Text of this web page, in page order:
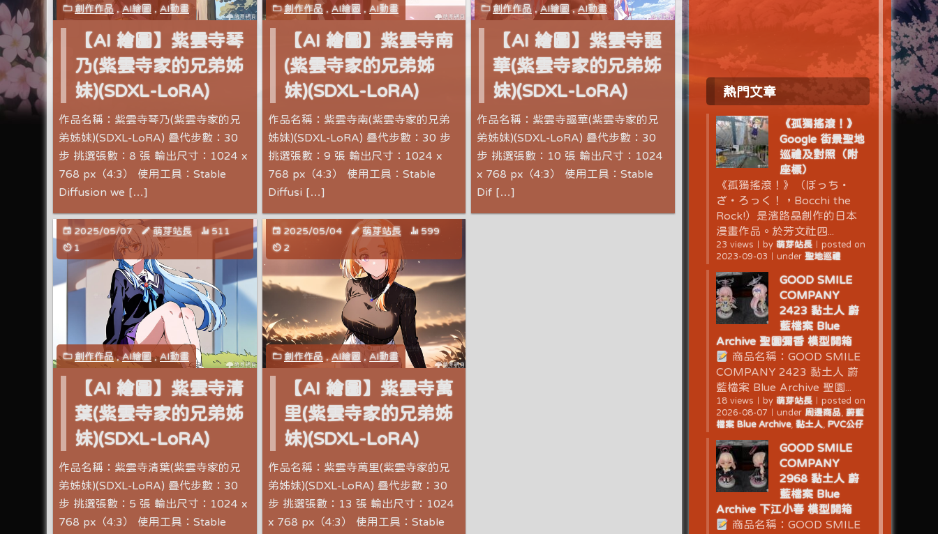
創作作品,AI繪圖 ,AI動畫
【AI 繪圖】紫雲寺琴
乃(紫雲寺家的兄弟姊
妹)(SDXL-LoRA)
作品名稱：紫雲寺琴乃(紫雲寺家的兄
弟姊妹)(SDXL-LoRA) 疊代步數：30
步 挑選張數：8 張 輸出尺寸：1024 x
768 px（4:3） 使用工具：Stable
Diffusion we […]
創作作品, AI繪圖 AI動畫
【AI 繪圖】紫雲寺南
(紫雲寺家的兄弟姊
妹)(SDXL-LoRA)
作品名稱：紫雲寺南(紫雲寺家的兄弟
姊妹)(SDXL-LoRA) 疊代步數：30 步
挑選張數：9 張 輸出尺寸：1024 x
768 px（4:3） 使用工具：Stable
Diffusi […]
創作作品 ,AI繪圖 ,AI動畫
【AI 繪圖】紫雲寺謳
華(紫雲寺家的兄弟姊
妹)(SDXL-LoRA)
作品名稱：紫雲寺謳華(紫雲寺家的兄
弟姊妹)(SDXL-LoRA) 疊代步數：30
步 挑選張數：10 張 輸出尺寸：1024
x 768 px（4:3） 使用工具：Stable
Dif […]
2025/05/07 萌芽站長
511
1
創作作品,AI繪圖,AI動畫
【AI 繪圖】紫雲寺清
葉(紫雲寺家的兄弟姊
妹)(SDXL-LoRA)
作品名稱：紫雲寺清葉(紫雲寺家的兄
弟姊妹)(SDXL-LoRA) 疊代步數：30
步 挑選張數：5 張 輸出尺寸：1024 x
768 px（4:3） 使用工具：Stable
2025/05/04 萌芽站長
599
2
創作作品,AI繪圖 , AI動畫
【AI 繪圖】紫雲寺萬
里(紫雲寺家的兄弟姊
妹)(SDXL-LoRA)
作品名稱：紫雲寺萬里(紫雲寺家的兄
弟姊妹)(SDXL-LoRA) 疊代步數：30
步 挑選張數：13 張 輸出尺寸：1024
x 768 px（4:3） 使用工具：Stable
熱門文章
《孤獨搖滾！》
Google 街景聖地
巡禮及對照（附
座標）
《孤獨搖滾！》（ぼっち・
ざ・ろっく！，Bocchi the
Rock!）是濱路晶創作的日本
漫畫作品。於芳文社四...
23 views by 萌芽站長｜ posted on
2023-09-03
under 聖地巡禮
GOOD SMILE
COMPANY
2423 黏土人 蔚
藍檔案 Blue
Archive 聖園彌香 模型開箱
商品名稱：GOOD SMILE
COMPANY 2423 黏土人 蔚
藍檔案 Blue Archive 聖園...
18 views by 萌芽站長｜ posted on
2026-08-07
under 周邊商品, 蔚藍
檔案 Blue Archive, 黏土人, PVC公仔
GOOD SMILE
COMPANY
2968 黏土人 蔚
藍檔案 Blue
Archive 下江小春 模型開箱
商品名稱：GOOD SMILE